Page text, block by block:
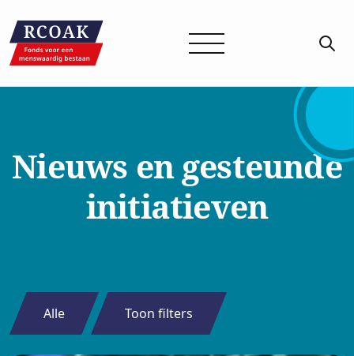
Nieuws en gesteunde
initiatieven
Alle Toon filters